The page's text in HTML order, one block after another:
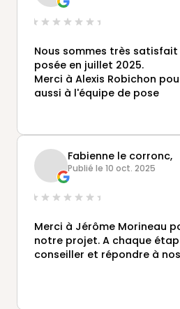
Nous sommes très
posée en juillet 2025.
Merci à Alexis Robichon
aussi à l'équipe de pose
Fabienne le corronc,
Publié le 10 oct. 2025
Merci à Jérôme Morineau
notre projet. A chaque
conseiller et répondre à